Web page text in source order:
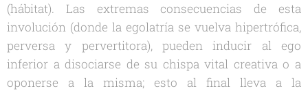
(hábitat). Las extremas consecuencias de esta
involución (donde la egolatría se vuelva hipertrófica,
perversa y pervertitora), pueden inducir al ego
inferior a disociarse de su chispa vital creativa o a
oponerse a la misma; esto al final lleva a la